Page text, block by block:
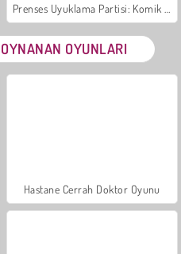
OYUNLARI
Hastane Cerrah Doktor Oyunu